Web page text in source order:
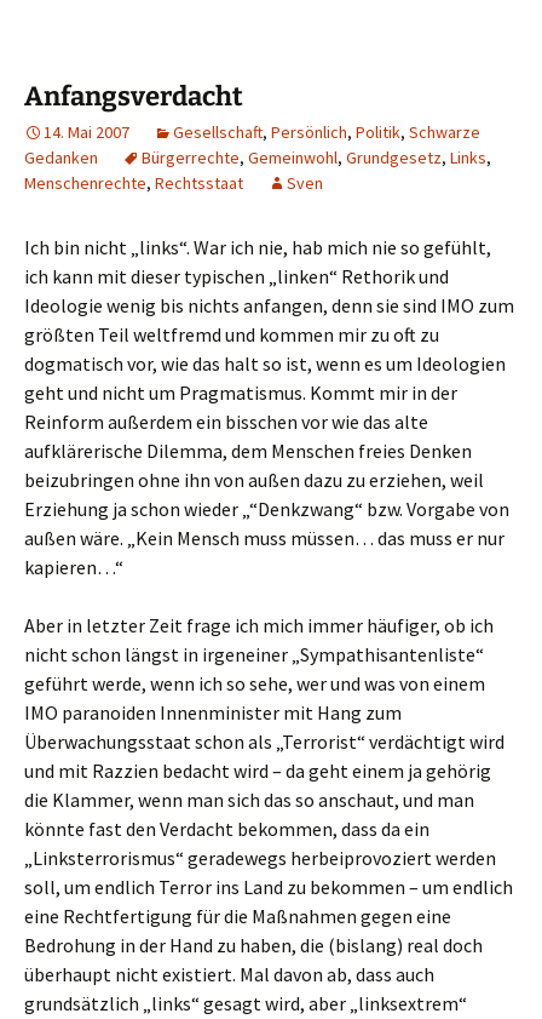
Anfangsverdacht
14. Mai 2007 Gesellschaft, Persönlich, Politik, Schwarze
Gedanken
Bürgerrechte, Gemeinwohl, Grundgesetz, Links,
Menschenrechte, Rechtsstaat Sven
Ich bin nicht „links“. War ich nie, hab mich nie so gefühlt,
ich kann mit dieser typischen „linken“ Rethorik und
Ideologie wenig bis nichts anfangen, denn sie sind IMO zum
größten Teil weltfremd und kommen mir zu oft zu
dogmatisch vor, wie das halt so ist, wenn es um Ideologien
geht und nicht um Pragmatismus. Kommt mir in der
Reinform außerdem ein bisschen vor wie das alte
aufklärerische Dilemma, dem Menschen freies Denken
beizubringen ohne ihn von außen dazu zu erziehen, weil
Erziehung ja schon wieder „“Denkzwang“ bzw. Vorgabe von
außen wäre. „Kein Mensch muss müssen… das muss er nur
kapieren…“
Aber in letzter Zeit frage ich mich immer häufiger, ob ich
nicht schon längst in irgeneiner „Sympathisantenliste“
geführt werde, wenn ich so sehe, wer und was von einem
IMO paranoiden Innenminister mit Hang zum
Überwachungsstaat schon als „Terrorist“ verdächtigt wird
und mit Razzien bedacht wird – da geht einem ja gehörig
die Klammer, wenn man sich das so anschaut, und man
könnte fast den Verdacht bekommen, dass da ein
„Linksterrorismus“ geradewegs herbeiprovoziert werden
soll, um endlich Terror ins Land zu bekommen – um endlich
eine Rechtfertigung für die Maßnahmen gegen eine
Bedrohung in der Hand zu haben, die (bislang) real doch
überhaupt nicht existiert. Mal davon ab, dass auch
grundsätzlich „links“ gesagt wird, aber „linksextrem“